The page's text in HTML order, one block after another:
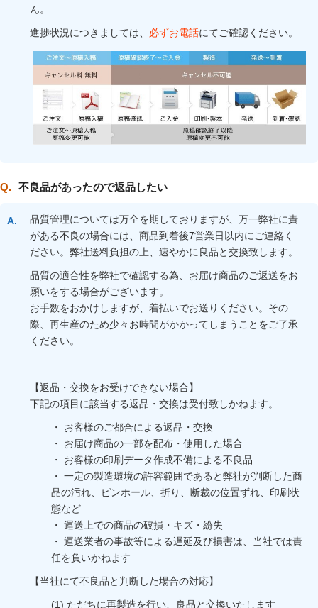
ん。
進捗状況につきましては、 必ずお電話にてご確認ください。
不良品があったので返品したい
品質管理については万全を期しておりますが、万一弊社に責
がある不良の場合には、商品到着後7営業日以内にご連絡く
ださい。弊社送料負担の上、速やかに良品と交換致します。
品質の適合性を弊社で確認する為、お届け商品のご返送をお
願いをする場合がございます。
お手数をおかけしますが、着払いでお送りください。その
際、再生産のため少々お時間がかかってしまうことをご了承
ください。
【返品・交換をお受けできない場合】
下記の項目に該当する返品・交換は受付致しかねます。
・ お客様のご都合による返品・交換
・ お届け商品の一部を配布・使用した場合
・ お客様の印刷データ作成不備による不良品
・ 一定の製造環境の許容範囲であると弊社が判断した商
品の汚れ、ピンホール、折り、断裁の位置ずれ、印刷状
態など
・ 運送上での商品の破損・キズ・紛失
・ 運送業者の事故等による遅延及び損害は、当社では責
任を負いかねます
【当社にて不良品と判断した場合の対応】
(1) ただちに再製造を行い、良品と交換いたします